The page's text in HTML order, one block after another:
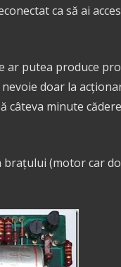
ca să ai
putea produce
doar la
câteva minute
brațului (motor car